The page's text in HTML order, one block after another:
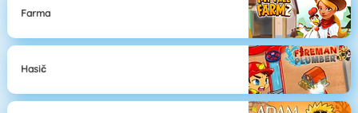
Farma
Hasič